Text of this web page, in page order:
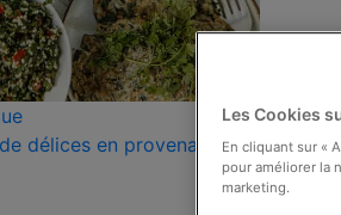
délices en provenance de Grèce !
Les Cookies
En cliquant sur «
pour améliorer la
marketing.